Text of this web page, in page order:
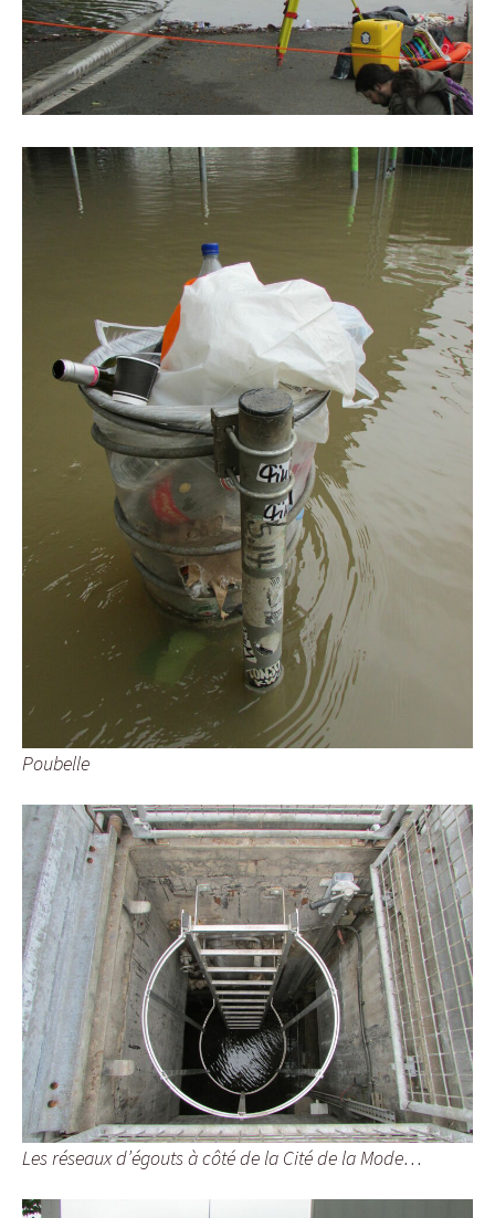
Poubelle
Les réseaux d’égouts à côté de la Cité de la Mode…